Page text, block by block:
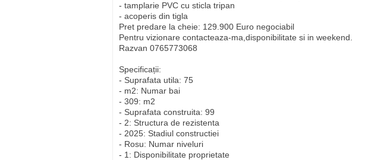
- tamplarie PVC cu sticla tripan
- acoperis din tigla
Pret predare la cheie: 129.900 Euro negociabil
Pentru vizionare contacteaza-ma,disponibilitate si in weekend.
Razvan 0765773068
Specificații:
- Suprafata utila: 75
- m2: Numar bai
- 309: m2
- Suprafata construita: 99
- 2: Structura de rezistenta
- 2025: Stadiul constructiei
- Rosu: Numar niveluri
- 1: Disponibilitate proprietate